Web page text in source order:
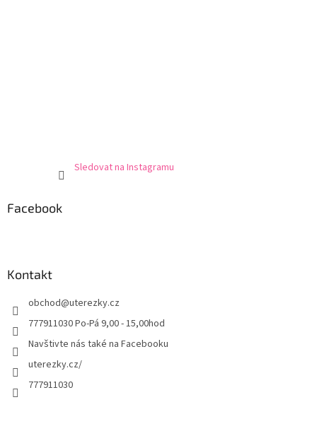
Sledovat na Instagramu
Facebook
Kontakt
obchod@uterezky.cz
777911030 Po-Pá 9,00 - 15,00hod
Navštivte nás také na Facebooku
uterezky.cz/
777911030